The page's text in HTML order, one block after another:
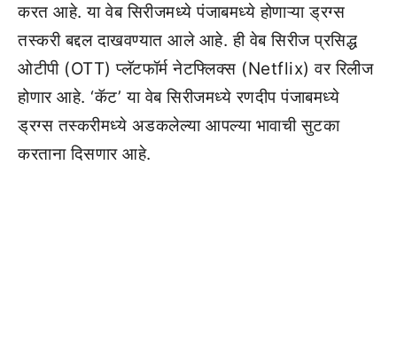
करत आहे. या वेब सिरीजमध्ये पंजाबमध्ये होणाऱ्या ड्रग्स
तस्करी बद्दल दाखवण्यात आले आहे. ही वेब सिरीज प्रसिद्ध
ओटीपी (OTT) प्लॅटफॉर्म नेटफ्लिक्स (Netflix) वर रिलीज
होणार आहे. ‘कॅट’ या वेब सिरीजमध्ये रणदीप पंजाबमध्ये
ड्रग्स तस्करीमध्ये अडकलेल्या आपल्या भावाची सुटका
करताना दिसणार आहे.